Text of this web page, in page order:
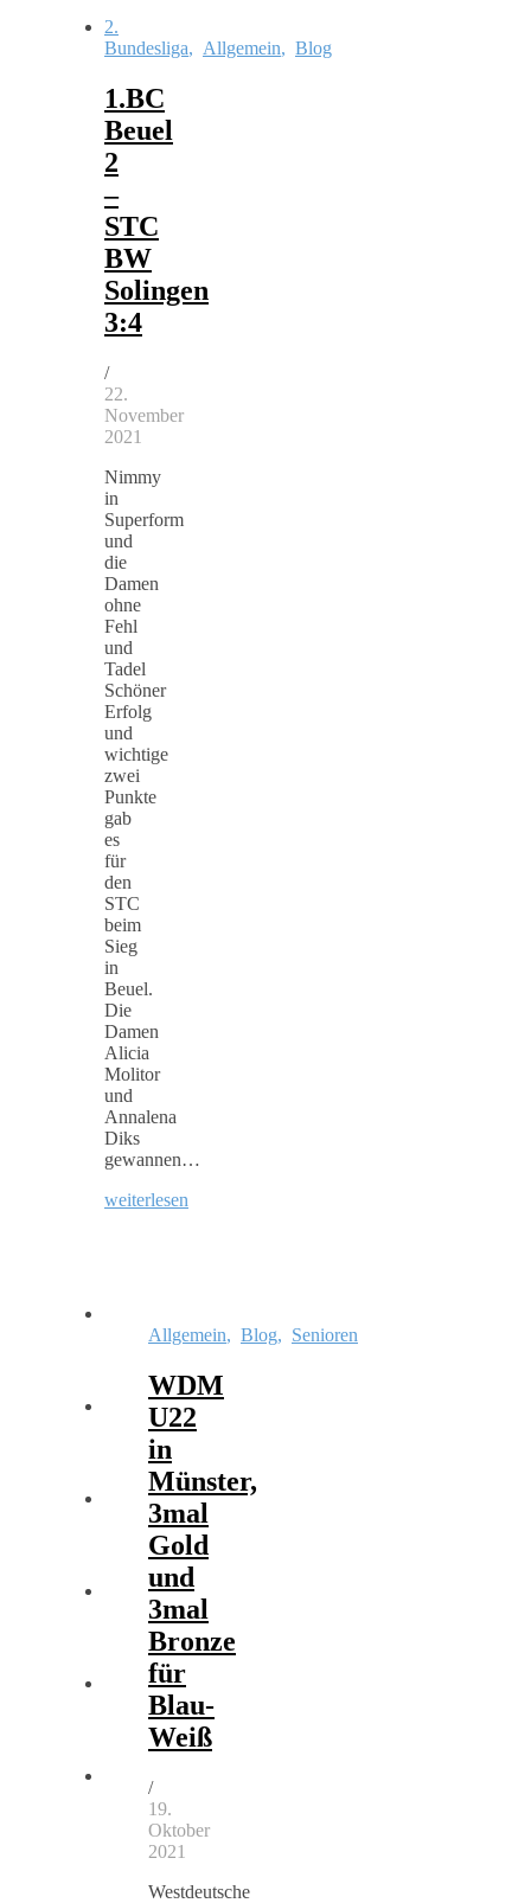
2.
Bundesliga, Allgemein, Blog
1.BC
Beuel
2
–
STC
BW
Solingen
3:4
/
22.
November
2021
Nimmy
in
Superform
und
die
Damen
ohne
Fehl
und
Tadel
Schöner
Erfolg
und
wichtige
zwei
Punkte
gab
es
für
den
STC
beim
Sieg
in
Beuel.
Die
Damen
Alicia
Molitor
und
Annalena
Diks
gewannen…
weiterlesen
Allgemein, Blog, Senioren
WDM
U22
in
Münster,
3mal
Gold
und
3mal
Bronze
für
Blau-
Weiß
/
19.
Oktober
2021
Westdeutsche